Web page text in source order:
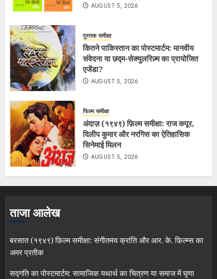
AUGUST 5, 2026
पुस्तक समीक्षा
कितने पाकिस्तान का पोस्टमार्टम: मानवीय
संवेदना या छद्म-सेक्युलरिज़्म का प्रायोजित
एजेंडा?
AUGUST 5, 2026
फिल्म समीक्षा
अंदाज़ (१९४९) फ़िल्म समीक्षा: राज कपूर,
दिलीप कुमार और नरगिस का ऐतिहासिक
सिनेमाई मिलन
AUGUST 5, 2026
ताजा आलेख
बरसात (१९४९) फ़िल्म समीक्षा: संगीतमय क्रांति और आर. के. फ़िल्म्स का
अमर प्रतीक
सद्गति का पोस्टमार्टम: सामाजिक यथार्थ का चित्रण या समाज में घृणा